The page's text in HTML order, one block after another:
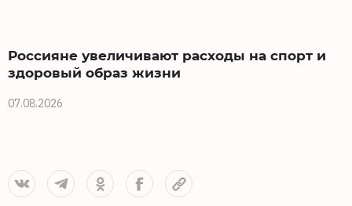
Россияне увеличивают расходы на спорт и
здоровый образ жизни
07.08.2026